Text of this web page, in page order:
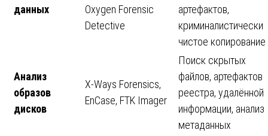
данных
Oxygen Forensic
Detective
артефактов,
криминалистически
чистое копирование
Анализ
образов
дисков
X-Ways Forensics,
EnCase, FTK Imager
Поиск скрытых
файлов, артефактов
реестра, удалённой
информации, анализ
метаданных